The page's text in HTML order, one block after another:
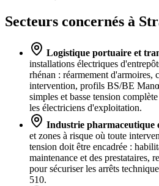
Secteurs concernés à
Logistique portuaire et
installations électriques
rhénan : réarmement d'armoires,
intervention, profils BS/BE
simples et basse tension
les électriciens d'exploitation.
Industrie pharmaceutique
et zones à risque où toute
tension doit être encadrée :
maintenance et des prestataires,
pour sécuriser les arrêts
510.